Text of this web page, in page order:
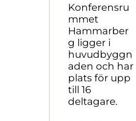
Konferensru
mmet
Hammarber
g ligger i
huvudbyggn
aden och har
plats för upp
till 16
deltagare.